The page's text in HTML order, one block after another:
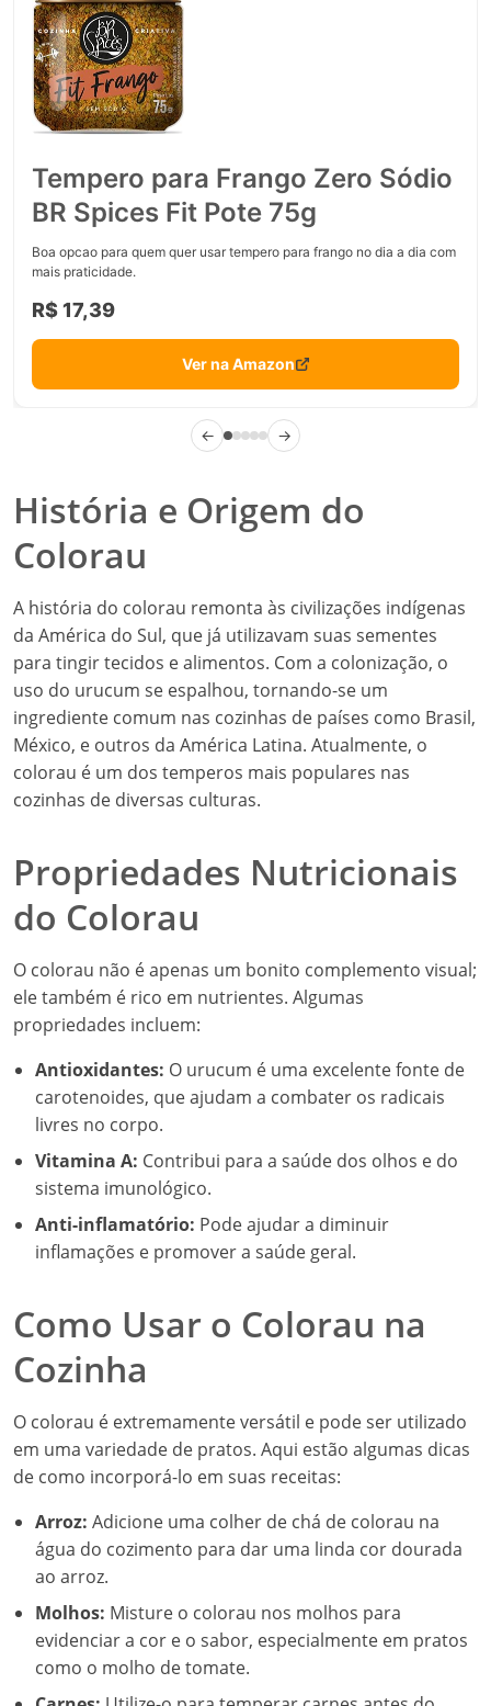
Tempero para Frango Zero Sódio
BR Spices Fit Pote 75g
Boa opcao para quem quer usar tempero para frango no dia a dia com
mais praticidade.
R$ 17,39
Ver na Amazon
← →
História e Origem do
Colorau
A história do colorau remonta às civilizações indígenas
da América do Sul, que já utilizavam suas sementes
para tingir tecidos e alimentos. Com a colonização, o
uso do urucum se espalhou, tornando-se um
ingrediente comum nas cozinhas de países como Brasil,
México, e outros da América Latina. Atualmente, o
colorau é um dos temperos mais populares nas
cozinhas de diversas culturas.
Propriedades Nutricionais
do Colorau
O colorau não é apenas um bonito complemento visual;
ele também é rico em nutrientes. Algumas
propriedades incluem:
Antioxidantes: O urucum é uma excelente fonte de
carotenoides, que ajudam a combater os radicais
livres no corpo.
Vitamina A: Contribui para a saúde dos olhos e do
sistema imunológico.
Anti-inflamatório: Pode ajudar a diminuir
inflamações e promover a saúde geral.
Como Usar o Colorau na
Cozinha
O colorau é extremamente versátil e pode ser utilizado
em uma variedade de pratos. Aqui estão algumas dicas
de como incorporá-lo em suas receitas:
Arroz: Adicione uma colher de chá de colorau na
água do cozimento para dar uma linda cor dourada
ao arroz.
Molhos: Misture o colorau nos molhos para
evidenciar a cor e o sabor, especialmente em pratos
como o molho de tomate.